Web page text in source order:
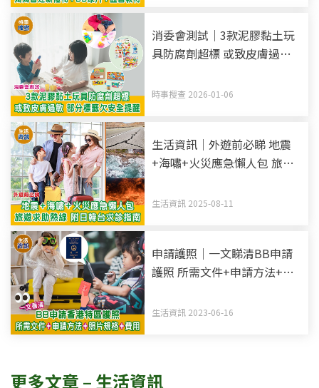
消委會測試｜3款泥膠黏土玩
具防腐劑超標 或致皮膚過敏
時事搜查 2026-01-06
生活資訊｜外遊前必睇 地震
+海嘯+火災應急懶人包 旅遊
生活資訊 2025-08-11
申請護照｜一文睇清BB申請
護照 所需文件+申請方法+照
生活資訊 2023-06-16
更多文章 – 生活資訊